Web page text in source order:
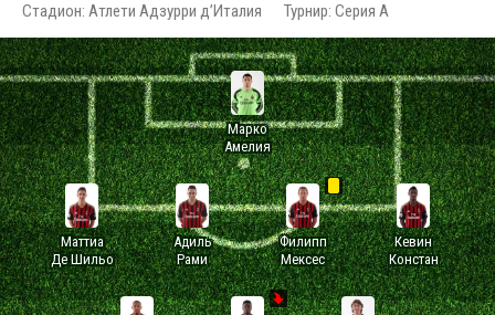
Стадион: Атлети Адзурри д’Италия
Турнир: Серия А
Марко
Амелия
Маттиа
Де Шильо
Адиль
Рами
Филипп
Мексес
Кевин
Констан